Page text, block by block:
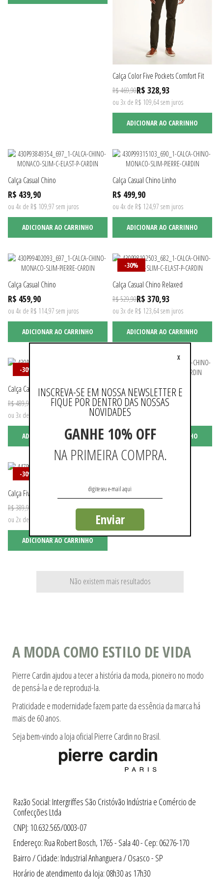
Calça Color Five Pockets Comfort Fit
R$ 469,90R$ 328,93
ou 3x de R$ 109,64 sem juros
ADICIONAR AO CARRINHO
Calça Casual Chino
R$ 439,90
ou 4x de R$ 109,97 sem juros
ADICIONAR AO CARRINHO
Calça Casual Chino Linho
R$ 499,90
ou 4x de R$ 124,97 sem juros
ADICIONAR AO CARRINHO
Calça Casual Chino
R$ 459,90
ou 4x de R$ 114,97 sem juros
ADICIONAR AO CARRINHO
-30%
Calça Casual Chino Relaxed
R$ 529,90R$ 370,93
ou 3x de R$ 123,64 sem juros
ADICIONAR AO CARRINHO
-30%
Calça Casual Chino Relaxed
R$ 489,90 R$ 342,93
ou 3x de R$ 114,31 sem juros
ADICIONAR AO CARRINHO
Calça Casual Chino Cargo
R$ 569,90R$ 398,93
ou 3x de R$ 132,97 sem juros
ADICIONAR AO CARRINHO
-30%
Calça Five Pockets Linho Comfort Fit
R$ 389,90
ou 2x de R$ 136,46 sem juros
ADICIONAR AO CARRINHO
Não existem mais resultados
A MODA COMO ESTILO DE VIDA
Pierre Cardin ajudou a tecer a história da moda, pioneiro no modo
de pensá-la e de reproduzi-la.
Praticidade e modernidade fazem parte da essência da marca há
mais de 60 anos.
Seja bem-vindo a loja oficial Pierre Cardin no Brasil.
Razão Social: Intergriffes São Cristóvão Indústria e Comércio de
Confecções Ltda
CNPJ: 10.632.565/0003-07
Endereço: Rua Robert Bosch, 1765 - Sala 40 - Cep: 06276-170
Bairro / Cidade: Industrial Anhanguera / Osasco - SP
Horário de atendimento da loja: 08h30 as 17h30
INSCREVA-SE EM NOSSA NEWSLETTER E
FIQUE POR DENTRO DAS NOSSAS
NOVIDADES
GANHE 10% OFF
NA PRIMEIRA COMPRA.
Enviar
X